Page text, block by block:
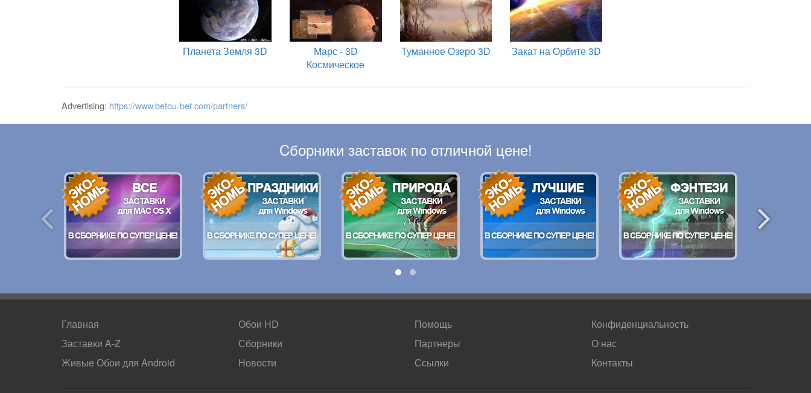
Планета Земля 3D
Марс - 3D
Космическое
Туманное Озеро 3D Закат на Орбите 3D
Advertising: https://www.betou-bet.com/partners/
Cборники заставок по отличной цене!
Главная
Заставки A-Z
Живые Обои для Android
Обои HD
Сборники
Новости
Помощь
Партнеры
Ссылки
Конфиденциальность
О нас
Контакты